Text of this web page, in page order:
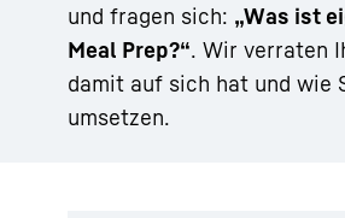
und fragen sich: „Was ist
Meal Prep?“. Wir verraten
damit auf sich hat und wie
umsetzen.